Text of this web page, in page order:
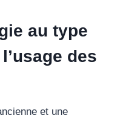
au type
des
et une